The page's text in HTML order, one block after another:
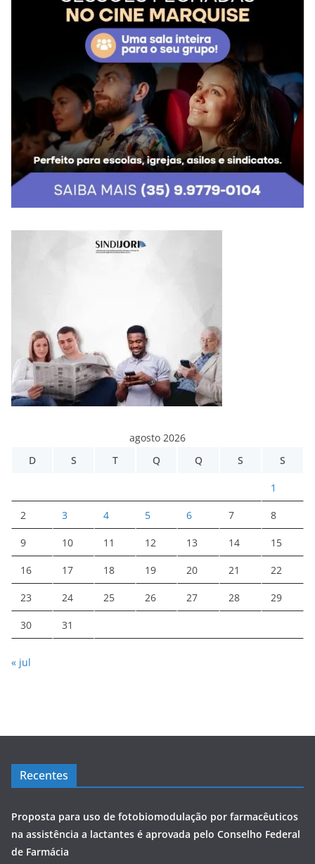
agosto 2026
D
S T Q Q S S
1
2 3 4 5 6 7 8
9 10 11 12 13 14 15
16 17 18 19 20 21 22
23 24 25 26 27 28 29
30 31
« jul
Recentes
Proposta para uso de fotobiomodulação por farmacêuticos
na assistência a lactantes é aprovada pelo Conselho Federal
de Farmácia